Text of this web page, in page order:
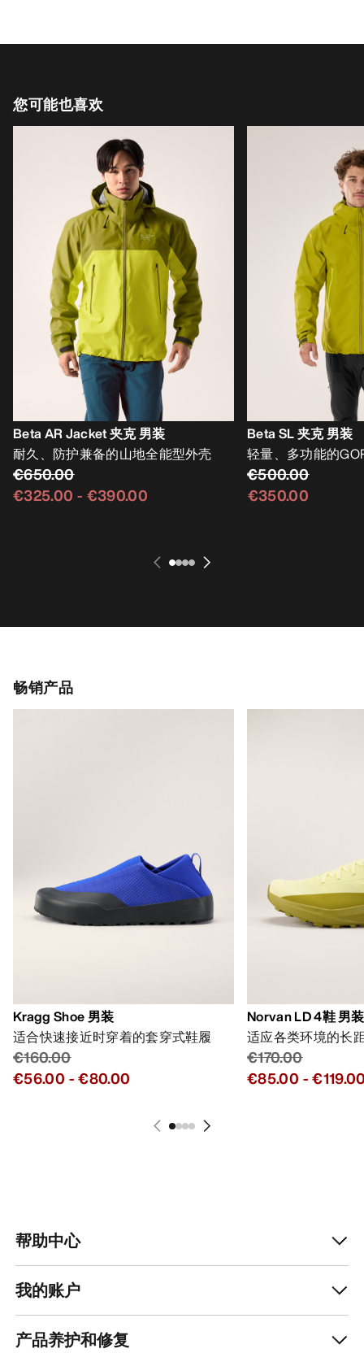
您可能也喜欢
Beta AR Jacket 夹克 男装
耐久、防护兼备的山地全能型外壳
€650.00
€325.00 - €390.00
Beta SL 夹克 男装
轻量、多功能的
€500.00
€350.00
畅销产品
Kragg Shoe 男装
适合快速接近时穿着的套穿式鞋履
€160.00
€56.00 -€80.00
Norvan LD 4鞋 男装
适应各类环境的长
€170.00
€85.00 -
帮助中心
我的账户
产品养护和修复